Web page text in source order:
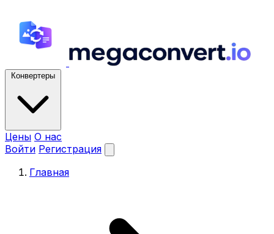
Конвертеры
Цены О нас
Войти Регистрация
Главная